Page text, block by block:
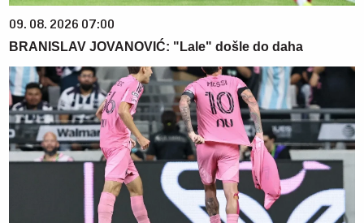
09. 08. 2026 07:00
BRANISLAV JOVANOVIĆ: "Lale" došle do daha